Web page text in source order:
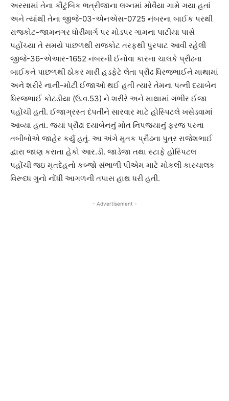
અરસામાં તેના કૌટુંબિક ભત્રીજાના લગ્નમાં મોવૈયા ગામે ગયા હતાં
અને ત્યાંથી તેના જીજે-03-એનએસ-0725 નંબરના બાઈક પરથી
રાજકોટ-જામનગર ધોરીમાર્ગ પર મોડપર ગામના પાટીયા પાસે
પહોંચ્યા તે સમયે પાછળથી રાજકોટ તરફથી પુરપાટ આવી રહેલી
જીજે-36-એઆર-1652 નંબરની ઈનોવા કારના ચાલકે પ્રૌઢના
બાઈકને પાછળથી ઠોકર મારી હડફેટે લેતા પ્રૌઢ ધિરજભાઈને માથામાં
અને શરીરે નાની-મોટી ઈજાઓ થઈ હતી ત્યારે તેમના પત્ની દયાબેન
ધિરજભાઈ કોટડીયા (ઉ.વ.53) ને શરીરે અને માથામાં ગંભીર ઈજા
પહોંચી હતી. ઈજાગ્રસ્ત દંપતીને સારવાર માટે હોસ્પિટલે ખસેડવામાં
આવ્યા હતાં. જ્યાં પ્રૌઢા દયાબેનનું મોત નિપજ્યાનું ફરજ પરના
તબીબોએ જાહેર કર્યુ હતું. આ અંગે મૃતક પ્રૌઢના પુત્ર રાજેશભાઈ
દ્વારા જાણ કરાતા હેકો આર.ડી. જાડેજા તથા સ્ટાફે હોસ્પિટલ
પહોંચી જઇ મૃતદેહનો કબ્જો સંભાળી પીએમ માટે મોકલી કારચાલક
વિરૂધ્ધ ગુનો નોંધી આગળની તપાસ હાથ ધરી હતી.
- Advertisement -